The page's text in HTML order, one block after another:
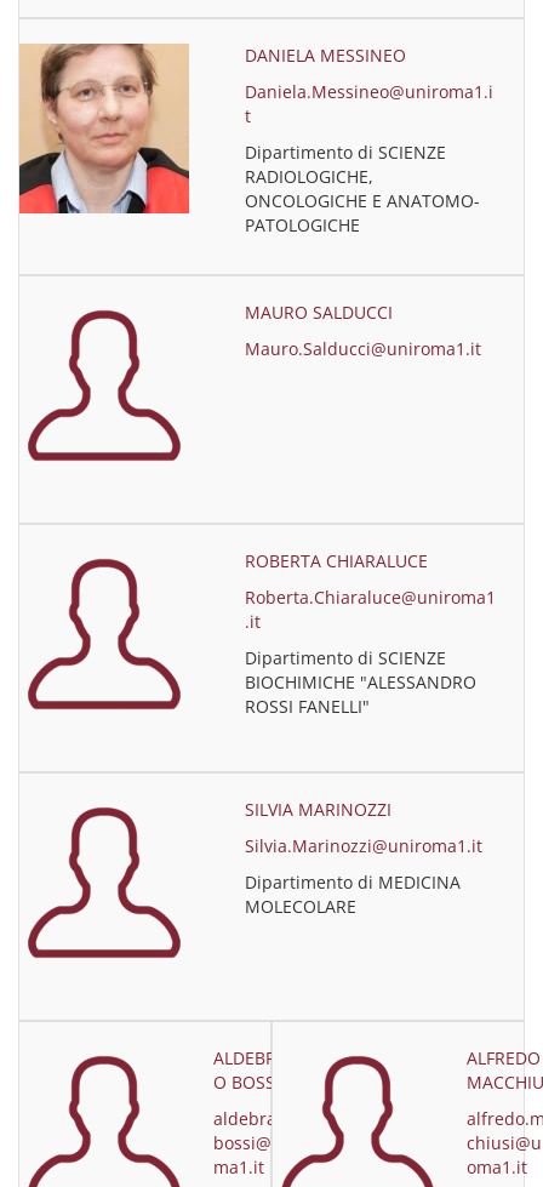
DANIELA MESSINEO
Daniela.Messineo@uniroma1.i
t
Dipartimento di SCIENZE
RADIOLOGICHE,
ONCOLOGICHE E ANATOMO-
PATOLOGICHE
MAURO SALDUCCI
Mauro.Salducci@uniroma1.it
ROBERTA CHIARALUCE
Roberta.Chiaraluce@uniroma1
.it
Dipartimento di SCIENZE
BIOCHIMICHE "ALESSANDRO
ROSSI FANELLI"
SILVIA MARINOZZI
Silvia.Marinozzi@uniroma1.it
Dipartimento di MEDICINA
MOLECOLARE
ALDEBRAND
O BOSSI
aldebrando.
bossi@uniro
ma1.it
ALFREDO
oma1.it